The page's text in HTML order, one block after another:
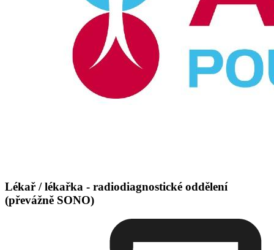
Lékař / lékařka - radiodiagnostické oddělení
(převážně SONO)